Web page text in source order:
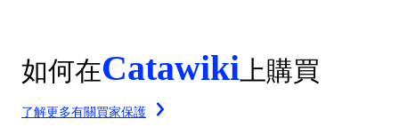
如何在Catawiki 上購買
了解更多有關買家保護